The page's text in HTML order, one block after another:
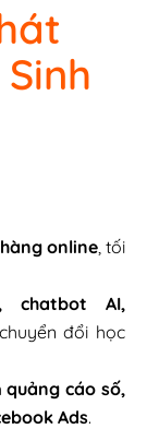
online, tối
chatbot AI,
đổi học
quảng cáo số,
Ads.